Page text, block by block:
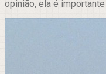
opinião, ela é